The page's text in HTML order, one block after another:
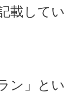
載して
ン」と